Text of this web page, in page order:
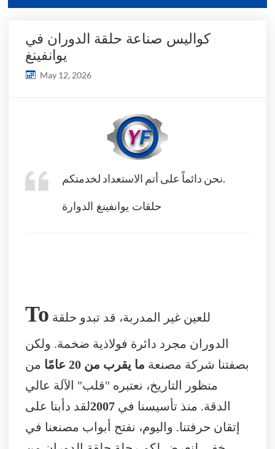
كواليس صناعة حلقة الدوران في
يوانفينغ
May 12, 2026
نحن دائماً على أتم الاستعداد لخدمتكم.
حلقات يوانفينغ الدوارة
To
الدوران مجرد دائرة فولاذية ضخمة. ولكن
بصفتنا شركة مصنعة ما يقرب من 20 عامًا
من
منظور التاريخ، نعتبره "قلب" الآلة عالي
الدقة. منذ تأسيسنا في2007لقد دأبنا على
إتقان حرفتنا. واليوم، نفتح أبواب مصنعنا في